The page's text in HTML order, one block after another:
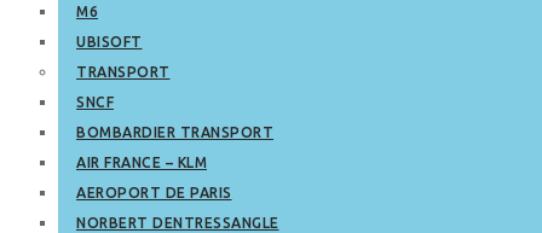
M6
UBISOFT
TRANSPORT
SNCF
BOMBARDIER TRANSPORT
AIR FRANCE – KLM
AEROPORT DE PARIS
NORBERT DENTRESSANGLE